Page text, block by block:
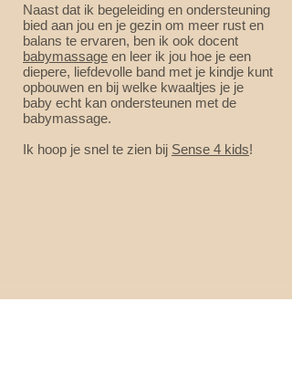
Naast dat ik begeleiding en ondersteuning
bied aan jou en je gezin om meer rust en
balans te ervaren, ben ik ook docent
babymassage en leer ik jou hoe je een
diepere, liefdevolle band met je kindje kunt
opbouwen en bij welke kwaaltjes je je
baby echt kan ondersteunen met de
babymassage.
Ik hoop je snel te zien bij Sense 4 kids!